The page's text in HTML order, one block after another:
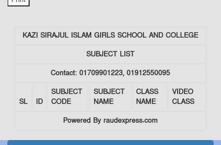
KAZI SIRAJUL ISLAM GIRLS SCHOOL AND COLLEGE
SUBJECT LIST
Contact: 01709901223, 01912550095
SL ID
SUBJECT
CODE
SUBJECT
NAME
CLASS
NAME
VIDEO
CLASS
Powered By raudexpress.com